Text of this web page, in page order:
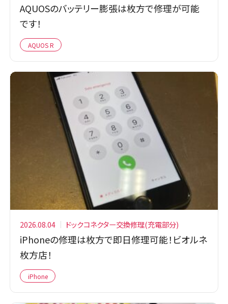
AQUOSのバッテリー膨張は枚方で修理が可能
です！
AQUOS R
2026.08.04 ドックコネクター交換修理(充電部分)
iPhoneの修理は枚方で即日修理可能！ビオルネ
枚方店！
iPhone